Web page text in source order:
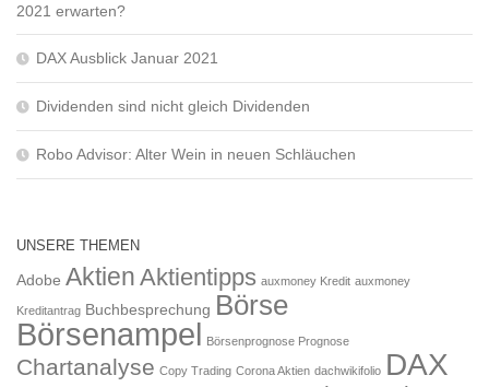
2021 erwarten?
DAX Ausblick Januar 2021
Dividenden sind nicht gleich Dividenden
Robo Advisor: Alter Wein in neuen Schläuchen
UNSERE THEMEN
Adobe Aktien Aktientipps auxmoney Kredit auxmoney
Kreditantrag Buchbesprechung Börse
Börsenampel Börsenprognose Prognose
Chartanalyse Copy Trading Corona Aktien dachwikifolio DAX